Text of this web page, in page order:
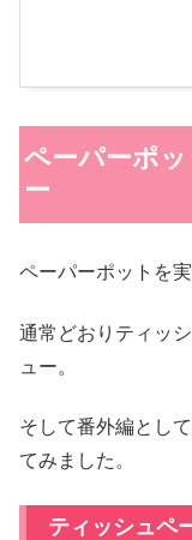
ペーパーポ
ー
ペーパーポットを
通常どおりティッ
ュー。
そして番外編とし
てみました。
ティッシュペ